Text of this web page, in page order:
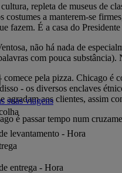
repleta de museus de
a manterem-se
fazem. É a casa do
não há nada de
com pouca
pela pizza. Chicago é
- os diversos enclaves
agradam aos clientes, assim
é passar tempo num
suas viagens
levantamento - Hora
entrega - Hora